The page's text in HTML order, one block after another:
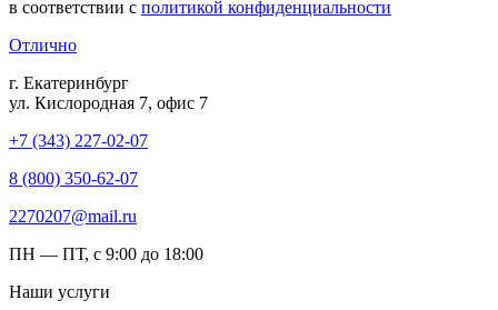
в соответствии с политикой конфиденциальности
Отлично
г. Екатеринбург
ул. Кислородная 7, офис 7
+7 (343) 227-02-07
8 (800) 350-62-07
2270207@mail.ru
ПН — ПТ, с 9:00 до 18:00
Наши услуги